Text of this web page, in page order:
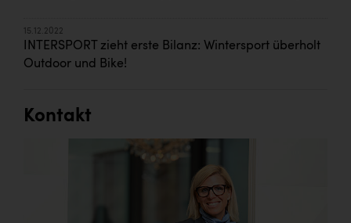
15.12.2022
INTERSPORT zieht erste Bilanz: Wintersport überholt
Outdoor und Bike!
Kontakt